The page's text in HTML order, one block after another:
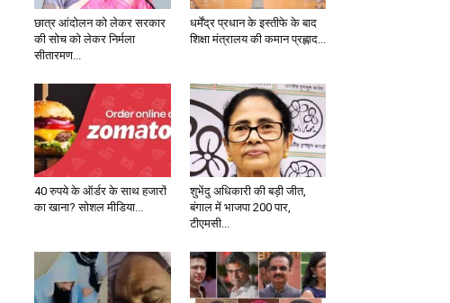
छात्र आंदोलन को लेकर सरकार
की सोच को लेकर निर्मला
सीतारमण...
धर्मेंद्र प्रधान के इस्तीफे के बाद
शिक्षा मंत्रालय की कमान प्रह्लाद...
40 रुपये के ऑर्डर के साथ हजारों
का खाना? सोशल मीडिया...
शुभेंदु अधिकारी की बड़ी जीत,
बंगाल में भाजपा 200 पार,
टीएमसी...